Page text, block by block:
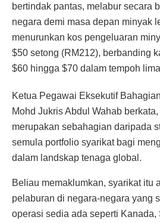
bertindak pantas, melabur secara
negara demi masa depan minyak
menurunkan kos pengeluaran
$50 setong (RM212), berbanding
$60 hingga $70 dalam tempoh
Ketua Pegawai Eksekutif
Mohd Jukris Abdul Wahab
merupakan sebahagian daripada
semula portfolio syarikat bagi
dalam landskap tenaga global.
Beliau memaklumkan, syarikat itu
pelaburan di negara-negara yang
operasi sedia ada seperti Kanada,